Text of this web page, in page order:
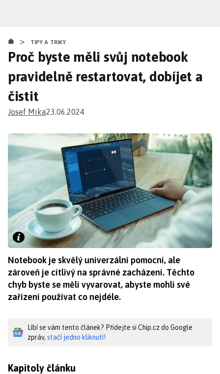
obsahu
> TIPY A TRIKY
Proč byste měli svůj notebook
pravidelně restartovat, dobíjet a
čistit
Josef Mika23.06.2024
Notebook je skvělý univerzální pomocní, ale
zároveň je citlivý na správné zacházení. Těchto
chyb byste se měli vyvarovat, abyste mohli své
zařízení používat co nejdéle.
Líbí se vám tento článek? Přidejte si Chip.cz do Google
zpráv, stačí jedno kliknutí!
Kapitoly článku